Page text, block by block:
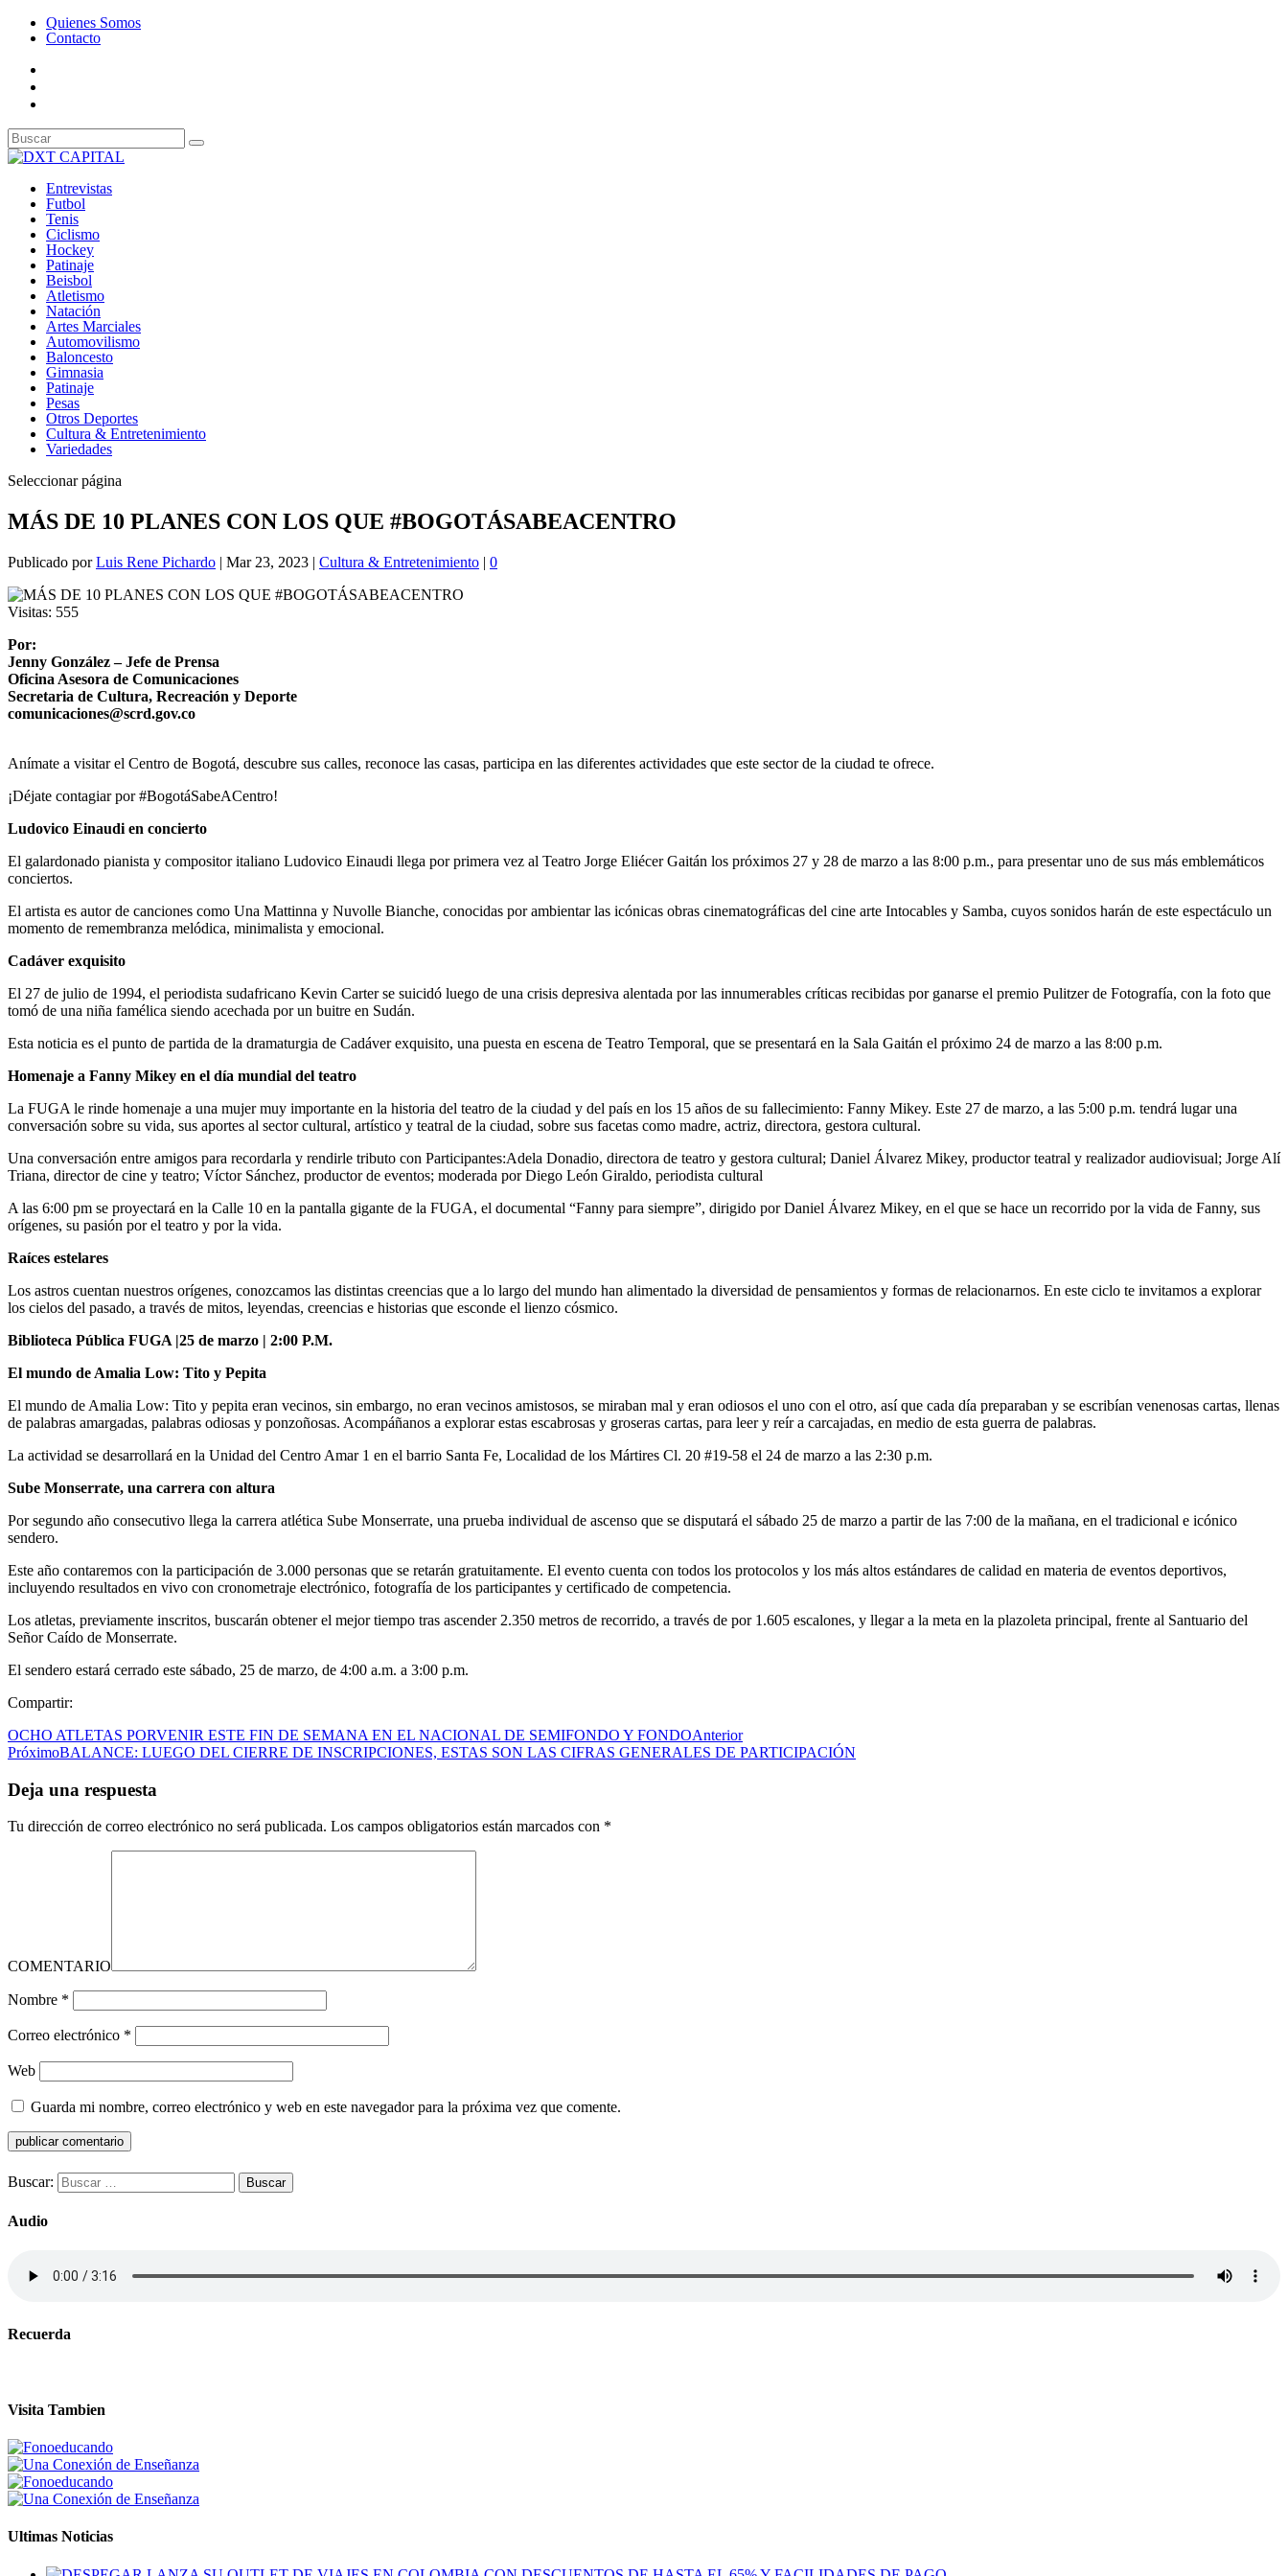
Quienes Somos
Contacto
Entrevistas
Futbol
Tenis
Ciclismo
Hockey
Patinaje
Beisbol
Atletismo
Natación
Artes Marciales
Automovilismo
Baloncesto
Gimnasia
Patinaje
Pesas
Otros Deportes
Cultura & Entretenimiento
Variedades
Seleccionar página
MÁS DE 10 PLANES CON LOS QUE #BOGOTÁSABEACENTRO
Publicado porLuis Rene Pichardo | Mar 23, 2023 | Cultura & Entretenimiento | 0
Visitas: 555
Por:
Jenny González – Jefe de Prensa
Oficina Asesora de Comunicaciones
Secretaria de Cultura, Recreación y Deporte
comunicaciones@scrd.gov.co
Anímate a visitar el Centro de Bogotá, descubre sus calles, reconoce las casas, participa en las diferentes actividades que este sector de la ciudad te ofrece.
¡Déjate contagiar por #BogotáSabeACentro!
Ludovico Einaudi en concierto
El galardonado pianista y compositor italiano Ludovico Einaudi llega por primera vez al Teatro Jorge Eliécer Gaitán los próximos 27 y 28 de marzo a las 8:00 p.m., para presentar uno de sus más emblemáticos
conciertos.
El artista es autor de canciones como Una Mattinna y Nuvolle Bianche, conocidas por ambientar las icónicas obras cinematográficas del cine arte Intocables y Samba, cuyos sonidos harán de este espectáculo un
momento de remembranza melódica, minimalista y emocional.
Cadáver exquisito
El 27 de julio de 1994, el periodista sudafricano Kevin Carter se suicidó luego de una crisis depresiva alentada por las innumerables críticas recibidas por ganarse el premio Pulitzer de Fotografía, con la foto que
tomó de una niña famélica siendo acechada por un buitre en Sudán.
Esta noticia es el punto de partida de la dramaturgia de Cadáver exquisito, una puesta en escena de Teatro Temporal, que se presentará en la Sala Gaitán el próximo 24 de marzo a las 8:00 p.m.
Homenaje a Fanny Mikey en el día mundial del teatro
La FUGA le rinde homenaje a una mujer muy importante en la historia del teatro de la ciudad y del país en los 15 años de su fallecimiento: Fanny Mikey. Este 27 de marzo, a las 5:00 p.m. tendrá lugar una
conversación sobre su vida, sus aportes al sector cultural, artístico y teatral de la ciudad, sobre sus facetas como madre, actriz, directora, gestora cultural.
Una conversación entre amigos para recordarla y rendirle tributo con Participantes:Adela Donadio, directora de teatro y gestora cultural; Daniel Álvarez Mikey, productor teatral y realizador audiovisual; Jorge Alí
Triana, director de cine y teatro; Víctor Sánchez, productor de eventos; moderada por Diego León Giraldo, periodista cultural
A las 6:00 pm se proyectará en la Calle 10 en la pantalla gigante de la FUGA, el documental “Fanny para siempre”, dirigido por Daniel Álvarez Mikey, en el que se hace un recorrido por la vida de Fanny, sus
orígenes, su pasión por el teatro y por la vida.
Raíces estelares
Los astros cuentan nuestros orígenes, conozcamos las distintas creencias que a lo largo del mundo han alimentado la diversidad de pensamientos y formas de relacionarnos. En este ciclo te invitamos a explorar
los cielos del pasado, a través de mitos, leyendas, creencias e historias que esconde el lienzo cósmico.
Biblioteca Pública FUGA |25 de marzo | 2:00 P.M.
El mundo de Amalia Low: Tito y Pepita
El mundo de Amalia Low: Tito y pepita eran vecinos, sin embargo, no eran vecinos amistosos, se miraban mal y eran odiosos el uno con el otro, así que cada día preparaban y se escribían venenosas cartas, llenas
de palabras amargadas, palabras odiosas y ponzoñosas. Acompáñanos a explorar estas escabrosas y groseras cartas, para leer y reír a carcajadas, en medio de esta guerra de palabras.
La actividad se desarrollará en la Unidad del Centro Amar 1 en el barrio Santa Fe, Localidad de los Mártires Cl. 20 #19-58 el 24 de marzo a las 2:30 p.m.
Sube Monserrate, una carrera con altura
Por segundo año consecutivo llega la carrera atlética Sube Monserrate, una prueba individual de ascenso que se disputará el sábado 25 de marzo a partir de las 7:00 de la mañana, en el tradicional e icónico
sendero.
Este año contaremos con la participación de 3.000 personas que se retarán gratuitamente. El evento cuenta con todos los protocolos y los más altos estándares de calidad en materia de eventos deportivos,
incluyendo resultados en vivo con cronometraje electrónico, fotografía de los participantes y certificado de competencia.
Los atletas, previamente inscritos, buscarán obtener el mejor tiempo tras ascender 2.350 metros de recorrido, a través de por 1.605 escalones, y llegar a la meta en la plazoleta principal, frente al Santuario del
Señor Caído de Monserrate.
El sendero estará cerrado este sábado, 25 de marzo, de 4:00 a.m. a 3:00 p.m.
Compartir:
OCHO ATLETAS PORVENIR ESTE FIN DE SEMANA EN EL NACIONAL DE SEMIFONDO Y FONDOAnterior
PróximoBALANCE: LUEGO DEL CIERRE DE INSCRIPCIONES, ESTAS SON LAS CIFRAS GENERALES DE PARTICIPACIÓN
Deja una respuesta
Tu dirección de correo electrónico no será publicada. Los campos obligatorios están marcados con *
COMENTARIO
Nombre *
Correo electrónico *
Web
Guarda mi nombre, correo electrónico y web en este navegador para la próxima vez que comente.
Buscar:
Audio
Recuerda
Visita Tambien
Ultimas Noticias